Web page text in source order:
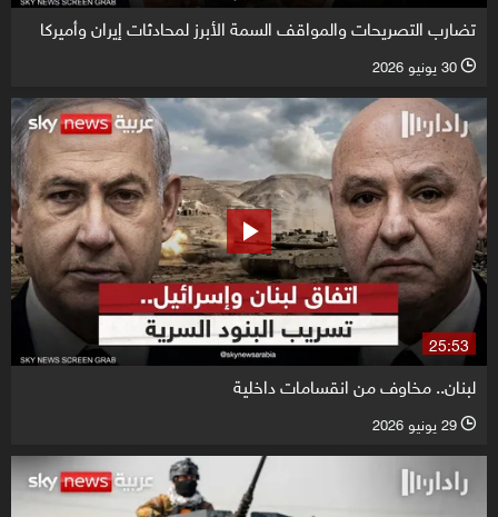
تضارب التصريحات والمواقف السمة الأبرز لمحادثات إيران وأميركا
l 30 يونيو 2026
25:53
لبنان.. مخاوف من انقسامات داخلية
l 29 يونيو 2026